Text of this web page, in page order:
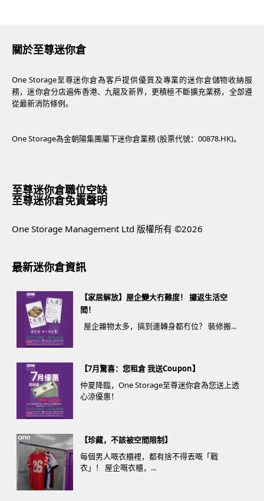
關於至尊迷你倉
One Storage至尊迷你倉為客戶提供優質及專業的迷你倉儲物收納服
務，迷你倉分店遍佈香港、九龍及新界，更積極不斷擴充業務，全部遵
從最新消防條例。
One Storage為金朝陽集團屬下迷你倉業務 (股票代號：00878.HK)。
至尊迷你倉職位空缺
至尊迷你倉免責聲明
One Storage Management Ltd 版權所有 ©2026
最新迷你倉資訊
【家居解放】屋企變大冇難度！ 攞返生活空
間！
屋企雜物太多，搞到連轉身都冇位？ 裝修搬...
【7月驚喜：您租倉 我送Coupon】
仲夏降臨，One Storage至尊迷你倉為您送上透
心涼優惠！
【珍藏，不該被空間限制】
每個男人嘅衣櫃裡，都有捨不得丟嘅「戰
衣」！ 屋企嘅衣櫃，...